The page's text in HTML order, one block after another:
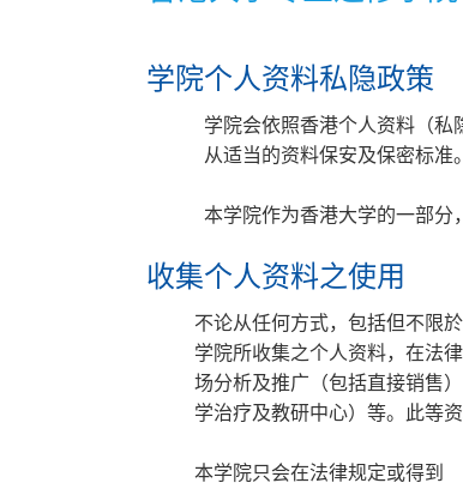
学院个人资料私隐政策
学院会依照香港个人资料（
从适当的资料保安及保密标准。
本学院作为香港大学的一部分
收集个人资料之使用
不论从任何方式，包括但不限
学院所收集之个人资料，在法
场分析及推广（包括直接销售
学治疗及教研中心）等。此等
本学院只会在法律规定或得到